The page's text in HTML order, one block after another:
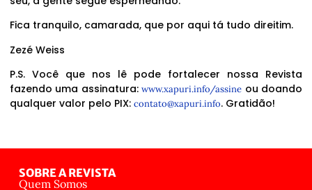
Fica tranquilo, camarada, que por aqui tá tudo direitim.
Zezé Weiss
P.S. Você que nos lê pode fortalecer nossa Revista
fazendo uma assinatura:www.xapuri.info/assine ou doando
qualquer valor pelo PIX: contato@xapuri.info. Gratidão!
SOBRE A REVISTA
Quem Somos